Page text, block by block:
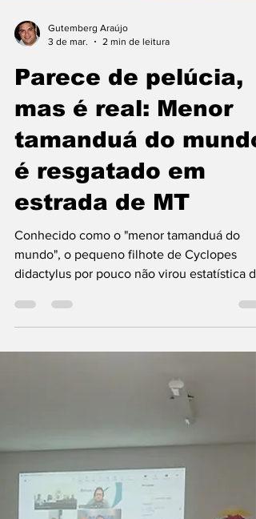
Gutemberg Araújo
3 de mar.
2 min de leitura
Parece de pelúcia,
mas é real: Menor
tamanduá do mundo
é resgatado em
estrada de MT
didactylus por pouco não virou estatística de
atropelamento. Graças ao olhar atento dos
moradores, o animal foi resgatado e levado